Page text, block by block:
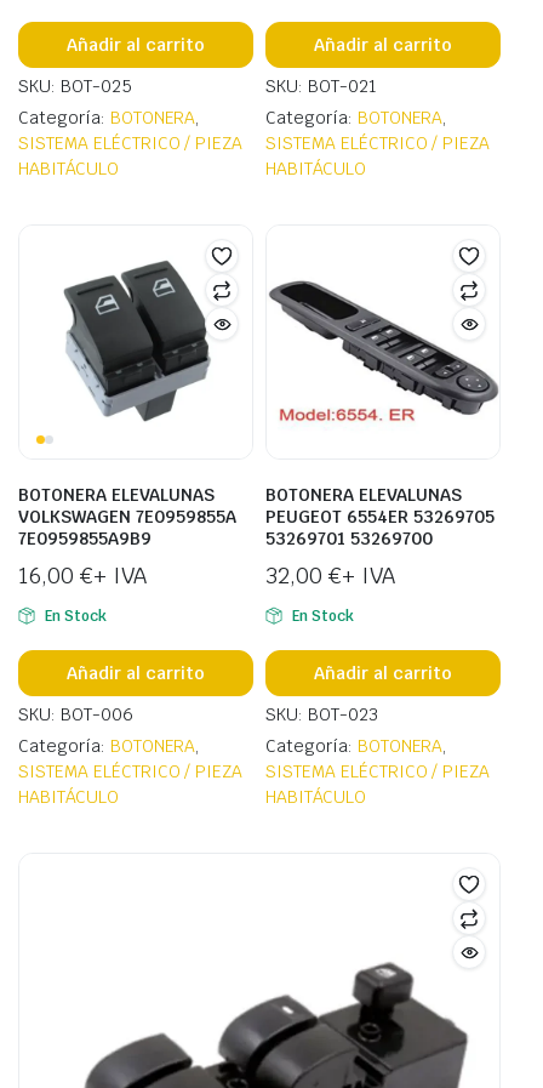
Añadir al carrito
SKU: BOT-025
Categoría: BOTONERA,
SISTEMA ELÉCTRICO / PIEZA
HABITÁCULO
Añadir al carrito
SKU: BOT-021
Categoría: BOTONERA,
SISTEMA ELÉCTRICO / PIEZA
HABITÁCULO
BOTONERA ELEVALUNAS
VOLKSWAGEN 7E0959855A
7E0959855A9B9
16,00 €+ IVA
En Stock
Añadir al carrito
SKU: BOT-006
Categoría: BOTONERA,
SISTEMA ELÉCTRICO / PIEZA
HABITÁCULO
BOTONERA ELEVALUNAS
PEUGEOT 6554ER 53269705
53269701 53269700
32,00 €+ IVA
En Stock
Añadir al carrito
SKU: BOT-023
Categoría: BOTONERA,
SISTEMA ELÉCTRICO / PIEZA
HABITÁCULO